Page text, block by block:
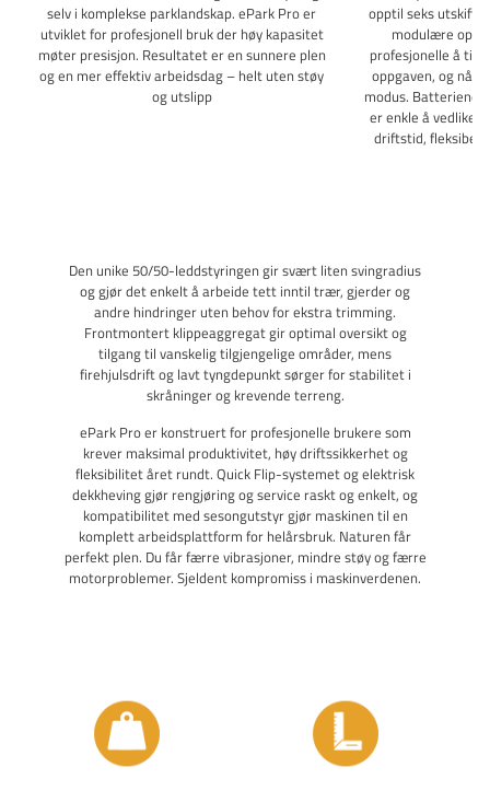
kompatibilitet med sesongutstyr gjør maskinen til en
komplett arbeidsplattform for helårsbruk. Naturen får
perfekt plen. Du får færre vibrasjoner, mindre støy og færre
motorproblemer. Sjeldent kompromiss i maskinverdenen.
VEKT OG KAPASITET MÅL EGENSKAPER Anbefalt
Produktbredde: 863 mm Produkthøyde: 1256 mm Hjul foran:
17x8.00-8 Hjul bak: 17x8.00-8 Drivsystem: Elektrisk
firehjulsdrift Maks hastighet: 12,5 km/t Styring: STIGA
50/50 leddstyring Servostyring: Elektrisk Klippesystem:
Quick Flip serviceposisjon: Ja Cruisekontroll: Ja LED-frontlys:
Komfortsete med høy rygg og armlener Ratt: Justerbart med
styrekule Lader: 30A Pro-lader inkludert Hengefeste:
Inkludert Beskyttelsestrekk: Inkludert Kraftuttak: Elektrisk
RAC hurtigkoblingssystem: Ja
selv i komplekse parklandskap. ePark Pro er
utviklet for profesjonell bruk der høy kapasitet
møter presisjon. Resultatet er en sunnere plen
og en mer effektiv arbeidsdag – helt uten støy
og utslipp
opptil seks
modulære
profesjonelle å
oppgaven, og nå
modus. Batteriene
er enkle å
driftstid, fleksibel
Den unike 50/50-leddstyringen gir svært liten svingradius
og gjør det enkelt å arbeide tett inntil trær, gjerder og
andre hindringer uten behov for ekstra trimming.
Frontmontert klippeaggregat gir optimal oversikt og
tilgang til vanskelig tilgjengelige områder, mens
firehjulsdrift og lavt tyngdepunkt sørger for stabilitet i
skråninger og krevende terreng.
ePark Pro er konstruert for profesjonelle brukere som
krever maksimal produktivitet, høy driftssikkerhet og
fleksibilitet året rundt. Quick Flip-systemet og elektrisk
dekkheving gjør rengjøring og service raskt og enkelt, og
kompatibilitet med sesongutstyr gjør maskinen til en
komplett arbeidsplattform for helårsbruk. Naturen får
perfekt plen. Du får færre vibrasjoner, mindre støy og færre
motorproblemer. Sjeldent kompromiss i maskinverdenen.